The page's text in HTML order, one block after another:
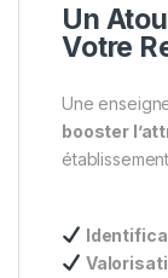
Un
Votre
Une
booster